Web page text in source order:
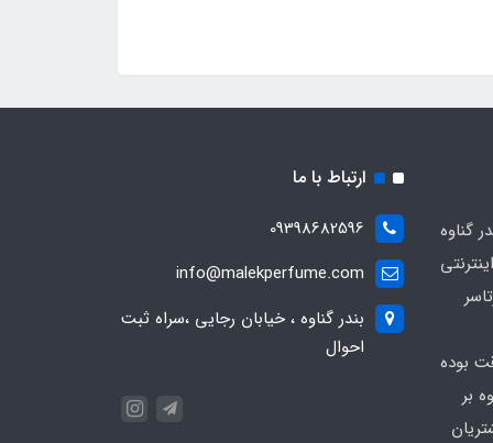
گناوه
بوده
بر
ارتباط با ما
09398682596
info@malekperfume.com
بندر گناوه ، خیابان رجایی ،سراه ثبت
احوال